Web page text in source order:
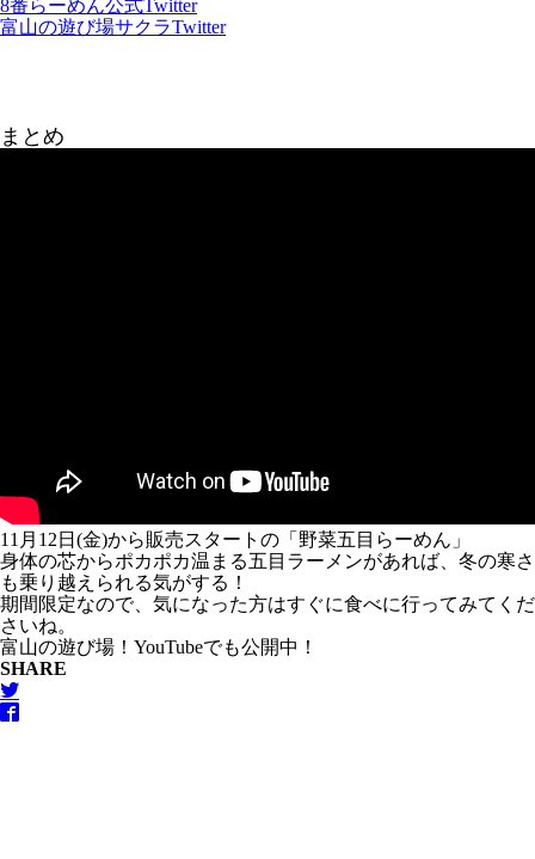
8番らーめん公式Twitter
富山の遊び場サクラTwitter
まとめ
11月12日(金)から販売スタートの「野菜五目らーめん」
身体の芯からポカポカ温まる五目ラーメンがあれば、冬の寒さ
も乗り越えられる気がする！
期間限定なので、気になった方はすぐに食べに行ってみてくだ
さいね。
富山の遊び場！YouTubeでも公開中！
SHARE